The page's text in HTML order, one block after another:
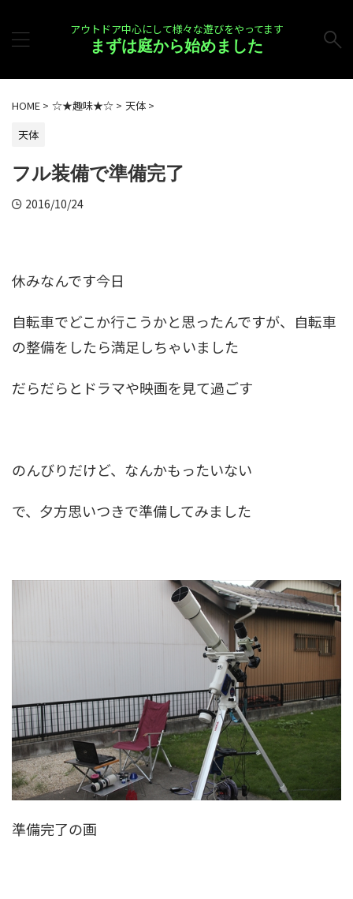
アウトドア中心にして様々な遊びをやってます
まずは庭から始めました
HOME > ☆★趣味★☆ > 天体 >
天体
フル装備で準備完了
2016/10/24
休みなんです今日
自転車でどこか行こうかと思ったんですが、自転車
の整備をしたら満足しちゃいました
だらだらとドラマや映画を見て過ごす
のんびりだけど、なんかもったいない
で、夕方思いつきで準備してみました
準備完了の画